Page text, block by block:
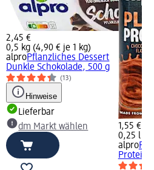
2,45 €
0,5 kg (4,90 € je 1 kg)
alproPflanzliches Dessert
Dunkle Schokolade, 500 g
(13)
Hinweise
Lieferbar
dm Markt wählen
1,55 €
0,25 l
alpro
Protein